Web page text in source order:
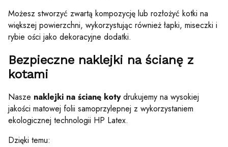
Możesz stworzyć zwartą kompozycję lub rozłożyć kotki na
większej powierzchni, wykorzystując również łapki, miseczki i
rybie ości jako dekoracyjne dodatki.
Bezpieczne naklejki na ścianę z
kotami
Nasze naklejki na ścianę kotydrukujemy na wysokiej
jakości matowej folii samoprzylepnej z wykorzystaniem
ekologicznej technologii HP Latex.
Dzięki temu: